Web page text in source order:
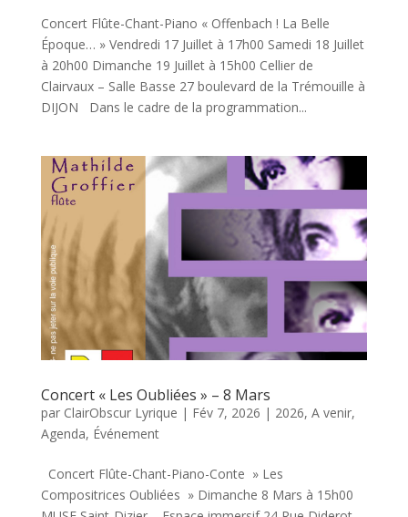
Concert Flûte-Chant-Piano « Offenbach ! La Belle
Époque… » Vendredi 17 Juillet à 17h00 Samedi 18 Juillet
à 20h00 Dimanche 19 Juillet à 15h00 Cellier de
Clairvaux – Salle Basse 27 boulevard de la Trémouille à
DIJON Dans le cadre de la programmation...
Concert « Les Oubliées » – 8 Mars
par ClairObscur Lyrique | Fév 7, 2026 | 2026, A venir,
Agenda, Événement
Concert Flûte-Chant-Piano-Conte » Les
Compositrices Oubliées » Dimanche 8 Mars à 15h00